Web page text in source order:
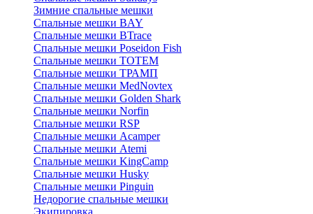
Зимние спальные мешки
Спальные мешки BAY
Спальные мешки BTrace
Спальные мешки Poseidon Fish
Спальные мешки ТОТЕМ
Спальные мешки ТРАМП
Cпальные мешки MedNovtex
Спальные мешки Golden Shark
Спальные мешки Norfin
Спальные мешки RSP
Спальные мешки Acamper
Спальные мешки Atemi
Спальные мешки KingCamp
Спальные мешки Husky
Спальные мешки Pinguin
Недорогие спальные мешки
Экипировка